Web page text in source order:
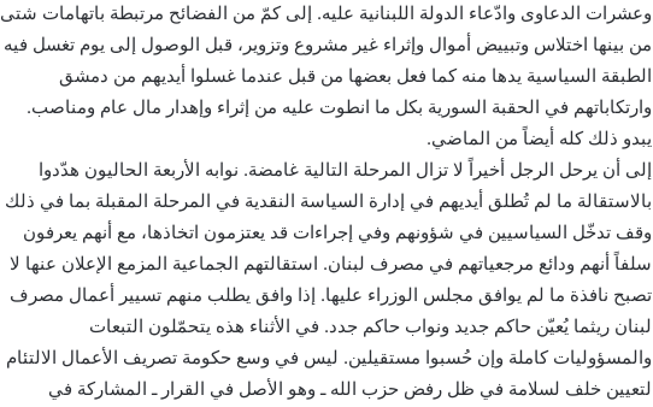
وعشرات الدعاوى وادّعاء الدولة اللبنانية عليه. إلى كمّ من الفضائح مرتبطة باتهامات شتى
من بينها اختلاس وتبييض أموال وإثراء غير مشروع وتزوير، قبل الوصول إلى يوم تغسل فيه
الطبقة السياسية يدها منه كما فعل بعضها من قبل عندما غسلوا أيديهم من دمشق
وارتكاباتهم في الحقبة السورية بكل ما انطوت عليه من إثراء وإهدار مال عام ومناصب.
يبدو ذلك كله أيضاً من الماضي.
إلى أن يرحل الرجل أخيراً لا تزال المرحلة التالية غامضة. نوابه الأربعة الحاليون هدّدوا
بالاستقالة ما لم تُطلق أيديهم في إدارة السياسة النقدية في المرحلة المقبلة بما في ذلك
وقف تدخّل السياسيين في شؤونهم وفي إجراءات قد يعتزمون اتخاذها، مع أنهم يعرفون
سلفاً أنهم ودائع مرجعياتهم في مصرف لبنان. استقالتهم الجماعية المزمع الإعلان عنها لا
تصبح نافذة ما لم يوافق مجلس الوزراء عليها. إذا وافق يطلب منهم تسيير أعمال مصرف
لبنان ريثما يُعيّن حاكم جديد ونواب حاكم جدد. في الأثناء هذه يتحمّلون التبعات
والمسؤوليات كاملة وإن حُسبوا مستقيلين. ليس في وسع حكومة تصريف الأعمال الالتئام
لتعيين خلف لسلامة في ظل رفض حزب الله ـ وهو الأصل في القرار ـ المشاركة في